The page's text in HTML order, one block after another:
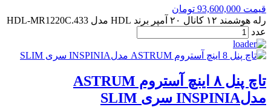
قیمت 93,600,000 تومان
رله هوشمند ۱۲ کانال ۲۰ آمپر برند HDL مدل HDL-MR1220C.433
عدد
تاچ پنل ۸ اینچ آستروم ASTRUM
مدلINSPINIA سری SLIM